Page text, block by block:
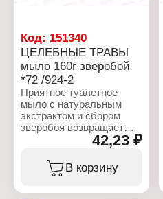
Код: 151340
ЦЕЛЕБНЫЕ ТРАВЫ
мыло 160г зверобой
*72 /924-2
Приятное туалетное
мыло с натуральным
экстрактом и сбором
зверобоя возвращает
упругость и свежесть
коже, препятствует
появлению сухости.
42,23 ₽
В корзину